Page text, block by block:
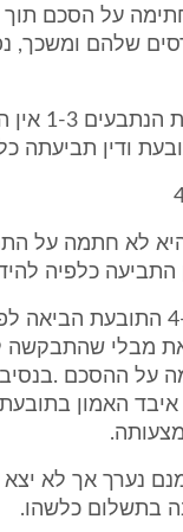
על הסכם
שלהם ומשכך,
בנסיבות אלו,
ודין תביעתה
הנתבעת 5 היא לא חתמה
התביעה כלפיה
לטענת הנתבעים 4-5 התובעת
מבלי שהתבקשה
על ההסכם
שהוא איבד האמון
נערך אך לא יצא
בתשלום כלשהו.